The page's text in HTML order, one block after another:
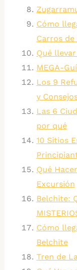
Cómo
Carros de
Qué
MEGA-
Los 9
y
Las 6
por qué
10 Sitios
Qué
Excursión
Belchite:
Cómo
Belchite
Tren de